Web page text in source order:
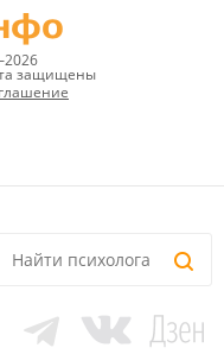
защищены